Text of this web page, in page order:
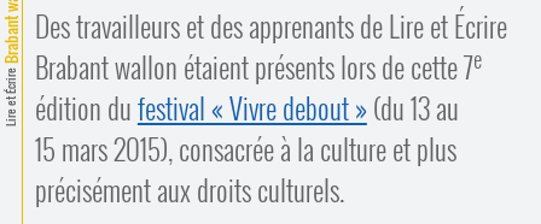
Regards croisés
Ressources pédagogiques
Espace presse
Contacts
Lire et Écrire
Brabant wallon Des travailleurs et des apprenants de Lire et Écrire
Brabant wallon étaient présents lors de cette 7e
édition dufestival « Vivre debout »(du 13 au
15 mars 2015), consacrée à la culture et plus
précisément aux droits culturels.